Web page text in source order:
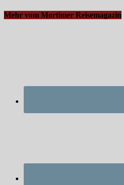
Mehr vom Mortimer Reisemagazin